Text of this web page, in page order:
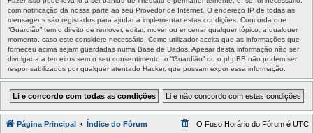
com notificação da nossa parte ao seu Provedor de Internet. O endereço IP de todas as
mensagens são registados para ajudar a implementar estas condições. Concorda que
“Guardião” tem o direito de remover, editar, mover ou encerrar qualquer tópico, a qualquer
momento, caso este considere necessário. Como utilizador aceita que as informações que
forneceu acima sejam guardadas numa Base de Dados. Apesar desta informação não ser
divulgada a terceiros sem o seu consentimento, o “Guardião” ou o phpBB não podem ser
responsabilizados por qualquer atentado Hacker, que possam expor essa informação.
Página Principal Índice do Fórum O Fuso Horário do Fórum é UTC